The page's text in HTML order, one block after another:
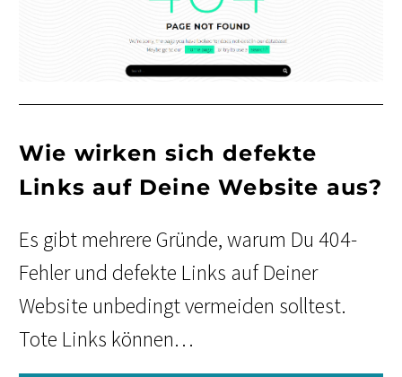
Wie wirken sich defekte
Links auf Deine Website aus?
Es gibt mehrere Gründe, warum Du 404-
Fehler und defekte Links auf Deiner
Website unbedingt vermeiden solltest.
Tote Links können…